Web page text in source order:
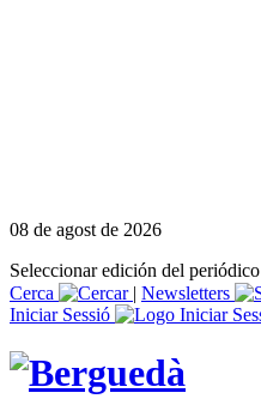
08 de agost de 2026
Seleccionar edición del periódico
Cerca
| Newsletters
Iniciar Sessió